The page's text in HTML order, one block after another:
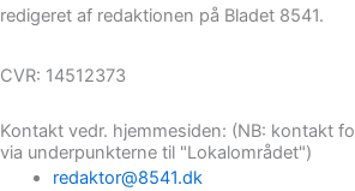
redigeret af redaktionen på Bladet 8541.
CVR: 14512373
Kontakt vedr. hjemmesiden: (NB: kontakt
via underpunkterne til "Lokalområdet")
redaktor@8541.dk